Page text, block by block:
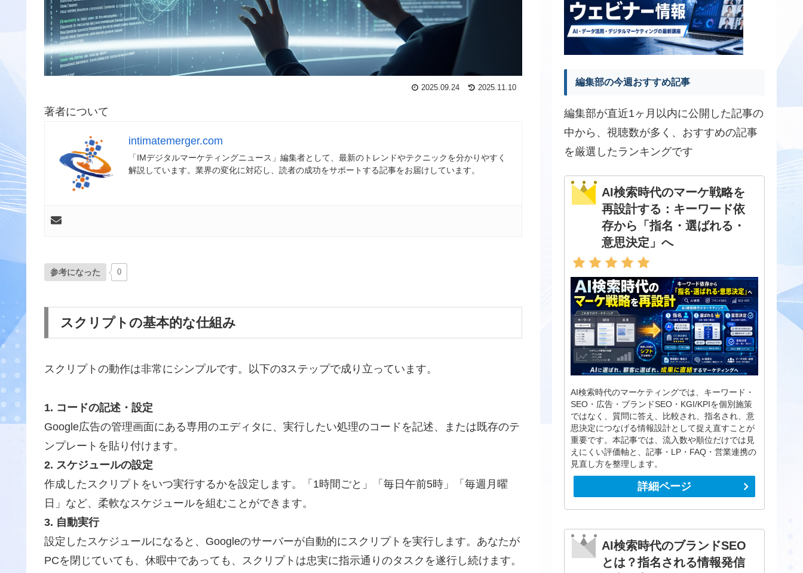
2025.09.24 2025.11.10
著者について
intimatemerger.com
「IMデジタルマーケティングニュース」編集者として、最新のトレンドやテクニックを分かりやすく
解説しています。業界の変化に対応し、読者の成功をサポートする記事をお届けしています。
参考になった 0
スクリプトの基本的な仕組み
スクリプトの動作は非常にシンプルです。以下の3ステップで成り立っています。
1. コードの記述・設定
Google広告の管理画面にある専用のエディタに、実行したい処理のコードを記述、または既存のテ
ンプレートを貼り付けます。
2. スケジュールの設定
作成したスクリプトをいつ実行するかを設定します。「1時間ごと」「毎日午前5時」「毎週月曜
日」など、柔軟なスケジュールを組むことができます。
3. 自動実行
設定したスケジュールになると、Googleのサーバーが自動的にスクリプトを実行します。あなたが
PCを閉じていても、休暇中であっても、スクリプトは忠実に指示通りのタスクを遂行し続けます。
編集部の今週おすすめ記事
編集部が直近1ヶ月以内に公開した記事の
中から、視聴数が多く、おすすめの記事
を厳選したランキングです
AI検索時代のマーケ戦略を
再設計する：キーワード依
存から「指名・選ばれる・
意思決定」へ
AI検索時代のマーケティングでは、キーワード・
SEO・広告・ブランドSEO・KGI/KPIを個別施策
ではなく、質問に答え、比較され、指名され、意
思決定につなげる情報設計として捉え直すことが
重要です。本記事では、流入数や順位だけでは見
えにくい評価軸と、記事・LP・FAQ・営業連携の
見直し方を整理します。
詳細ページ
AI検索時代のブランドSEO
とは？指名される情報発信